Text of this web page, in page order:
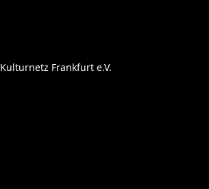
Kulturnetz Frankfurt e.V.